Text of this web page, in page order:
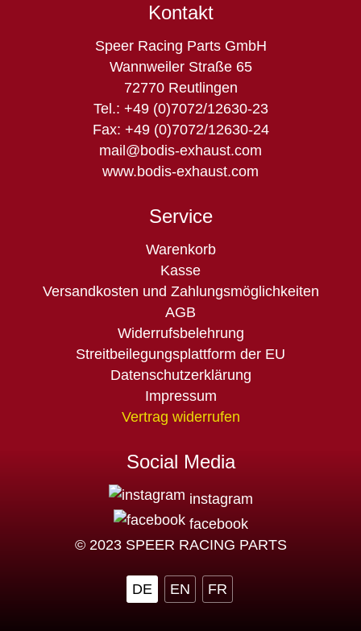
Kontakt
Speer Racing Parts GmbH
Wannweiler Straße 65
72770 Reutlingen
Tel.: +49 (0)7072/12630-23
Fax: +49 (0)7072/12630-24
mail@bodis-exhaust.com
www.bodis-exhaust.com
Service
Navigation
überspringen
Warenkorb
Kasse
Versandkosten und Zahlungsmöglichkeiten
AGB
Widerrufsbelehrung
Streitbeilegungsplattform der EU
Datenschutzerklärung
Impressum
Vertrag widerrufen
Social Media
instagram
facebook
© 2023 SPEER RACING PARTS
DE EN FR